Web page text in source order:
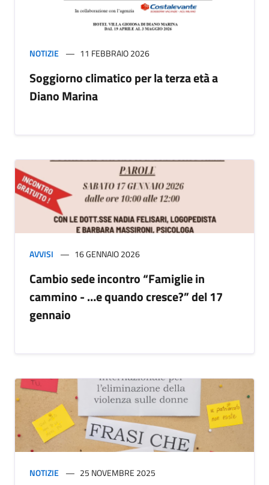
NOTIZIE 11 FEBBRAIO 2026
Soggiorno climatico per la terza età a
Diano Marina
AVVISI 16 GENNAIO 2026
Cambio sede incontro “Famiglie in
cammino - …e quando cresce?” del 17
gennaio
NOTIZIE 25 NOVEMBRE 2025